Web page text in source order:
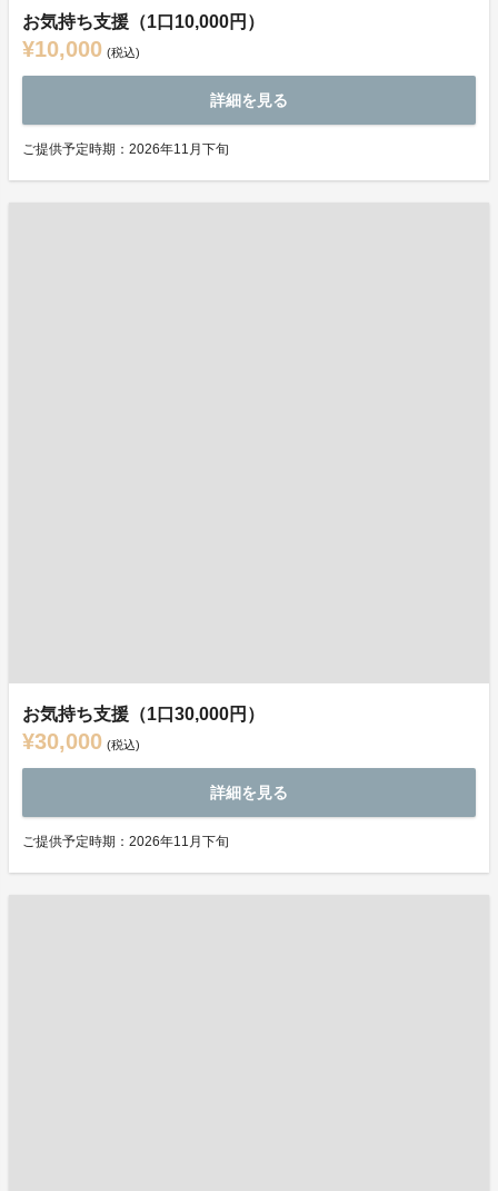
お気持ち支援（1口10,000円）
¥10,000 (税込)
詳細を見る
ご提供予定時期：2026年11月下旬
お気持ち支援（1口30,000円）
¥30,000 (税込)
詳細を見る
ご提供予定時期：2026年11月下旬